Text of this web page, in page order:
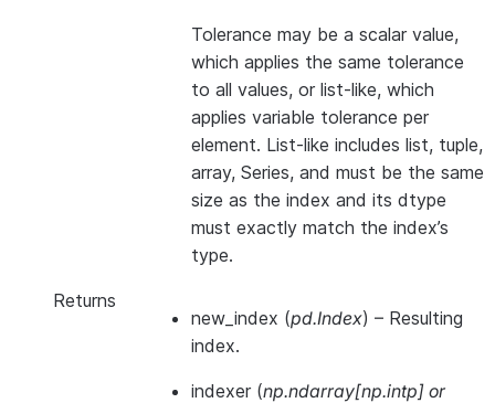
Tolerance may be a scalar value,
which applies the same tolerance
to all values, or list-like, which
applies variable tolerance per
element. List-like includes list, tuple,
array, Series, and must be the same
size as the index and its dtype
must exactly match the index’s
type.
Returns
new_index (pd.Index) – Resulting
index.
indexer (np.ndarray[np.intp] or